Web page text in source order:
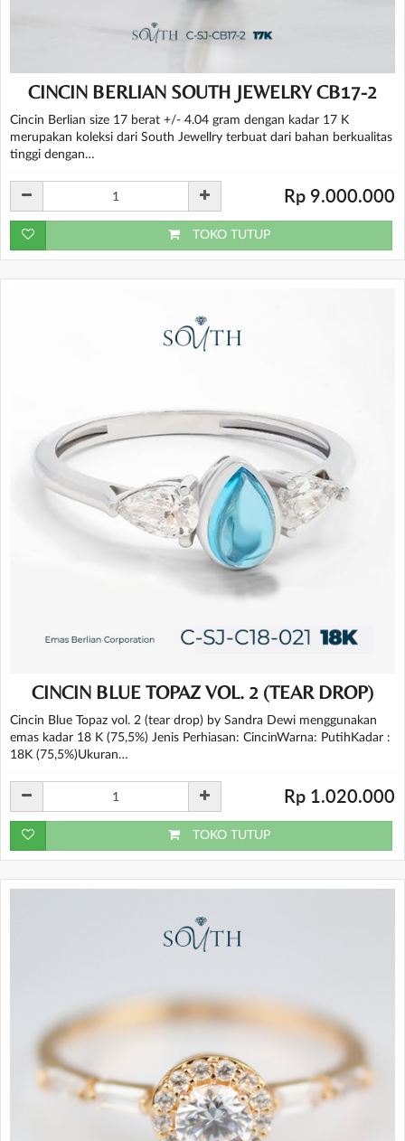
CINCIN BERLIAN SOUTH JEWELRY CB17-2
Cincin Berlian size 17 berat +/- 4.04 gram dengan kadar 17 K
merupakan koleksi dari South Jewellry terbuat dari bahan berkualitas
tinggi dengan…
Rp 9.000.000
TOKO TUTUP
CINCIN BLUE TOPAZ VOL. 2 (TEAR DROP)
Cincin Blue Topaz vol. 2 (tear drop) by Sandra Dewi menggunakan
emas kadar 18 K (75,5%) Jenis Perhiasan: CincinWarna: PutihKadar :
18K (75,5%)Ukuran…
Rp 1.020.000
TOKO TUTUP